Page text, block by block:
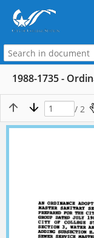
1988-1735 -
/ 2